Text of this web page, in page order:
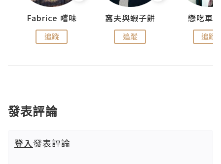
Fabrice 嚐味
追蹤
窩夫與蝦子餅
追蹤
戀吃車
追蹤
發表評論
登入發表評論